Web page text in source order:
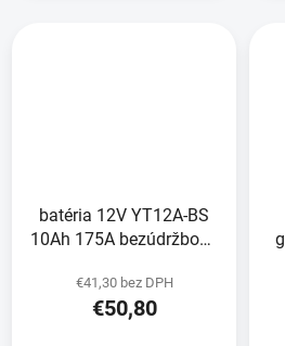
batéria 12V YT12A-BS
10Ah 175A bezúdržbová
FULBAT vrátane balenia
elektrolytu
€41,30 bez DPH
€50,80